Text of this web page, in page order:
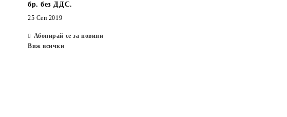
бр. без ДДС.
25 Сеп 2019
Абонирай се за новини
Виж всички